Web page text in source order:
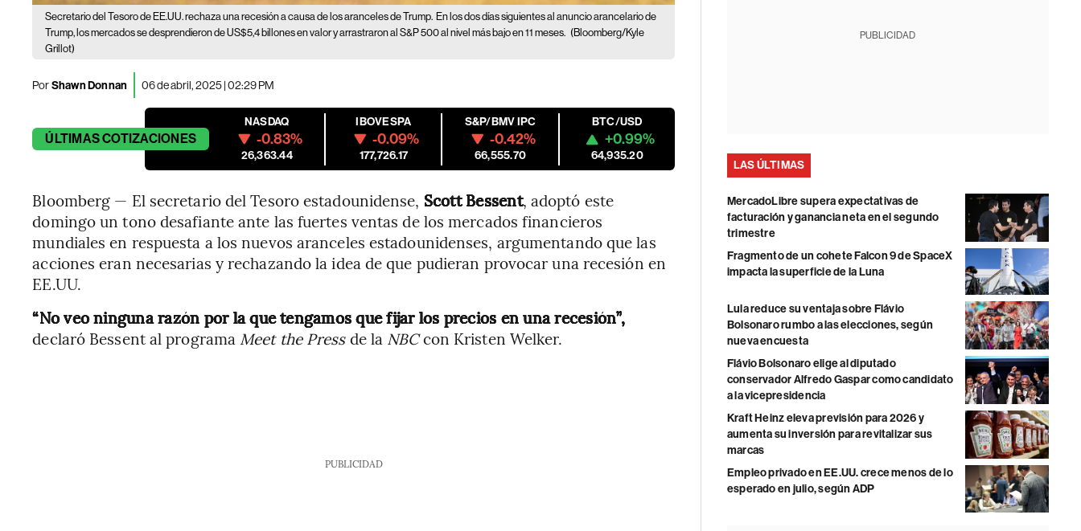
Secretario del Tesoro de EE.UU. rechaza una recesión a causa de los aranceles de Trump. En los dos días siguientes al anuncio arancelario de
Trump, los mercados se desprendieron de US$5,4 billones en valor y arrastraron al S&P 500 al nivel más bajo en 11 meses. (Bloomberg/Kyle
Grillot)
PorShawn Donnan 06 de abril, 2025 | 02:29 PM
ÚLTIMASCOTIZACIONES
NASDAQ
-0.83%
26,363.44
IBOVESPA
-0.09%
177,726.17
S&P/BMV IPC
-0.42%
66,555.70
BTC/USD
+0.99%
64,935.20
Bloomberg — El secretario del Tesoro estadounidense, Scott Bessent, adoptó este
domingo un tono desafiante ante las fuertes ventas de los mercados financieros
mundiales en respuesta a los nuevos aranceles estadounidenses, argumentando que las
acciones eran necesarias y rechazando la idea de que pudieran provocar una recesión en
EE.UU.
“No veo ninguna razón por la que tengamos que fijar los precios en una recesión”,
declaró Bessent al programa Meet the Pressde la NBCcon Kristen Welker.
PUBLICIDAD
PUBLICIDAD
LAS ÚLTIMAS
MercadoLibre supera expectativas de
facturación y ganancia neta en el segundo
trimestre
Fragmento de un cohete Falcon 9 de SpaceX
impacta la superficie de la Luna
Lula reduce su ventaja sobre Flávio
Bolsonaro rumbo a las elecciones, según
nueva encuesta
Flávio Bolsonaro elige al diputado
conservador Alfredo Gaspar como candidato
a la vicepresidencia
Kraft Heinz eleva previsión para 2026 y
aumenta su inversión para revitalizar sus
marcas
Empleo privado en EE.UU. crece menos de lo
esperado en julio, según ADP